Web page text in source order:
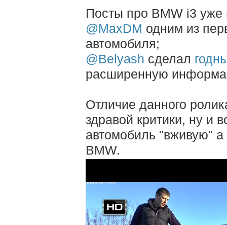
Посты про BMW i3
@MaxDM одним из
автомобиля;
@Belyash сделал
расширенную
Отличие данного
здравой критики, ну и
автомобиль "вживую"
BMW.